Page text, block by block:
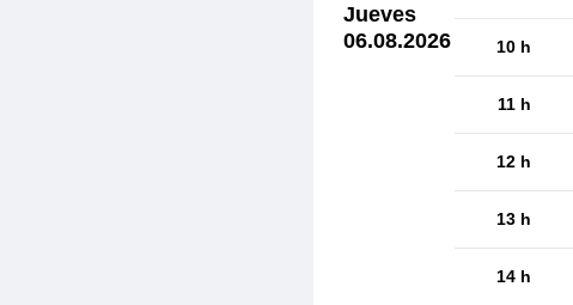
Jueves
06.08.2026
10 h
11 h
12 h
13 h
14 h